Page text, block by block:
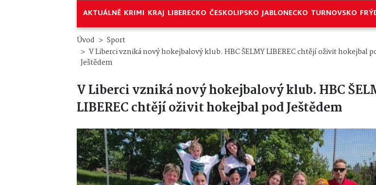
AKTUÁLNĚ KRIMI KRAJ LIBERECKO ČESKOLIPSKO JABLONECKO TURNOVSKO
Úvod
Sport
V Liberci vzniká nový hokejbalový klub. HBC ŠELMY LIBEREC chtějí oživit hokejbal
Ještědem
V Liberci vzniká nový hokejbalový klub. HBC
LIBEREC chtějí oživit hokejbal pod Ještědem